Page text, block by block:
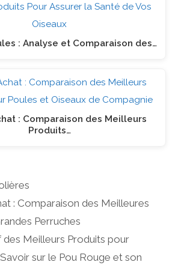
: Analyse et Comparaison des…
: Comparaison des Meilleurs
Produits…
: Comparaison des Meilleures
Perruches
des Meilleurs Produits pour
sur le Pou Rouge et son